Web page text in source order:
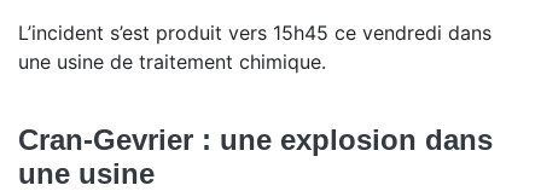
L’incident s’est produit vers 15h45 ce vendredi dans
une usine de traitement chimique.
Cran-Gevrier : une explosion dans
une usine